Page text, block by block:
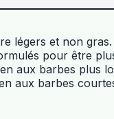
légers et non gras.
pour être
aux barbes plus
aux barbes